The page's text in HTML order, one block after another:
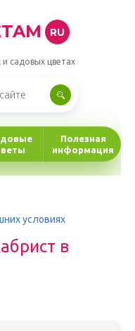
RU
садовых цветах
Полезная
информация
условиях
в